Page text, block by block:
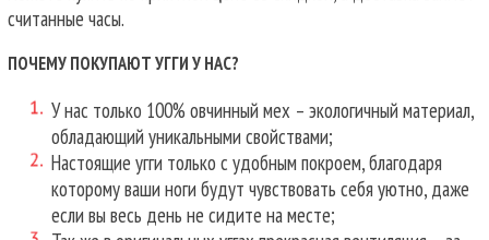
считанные часы.
ПОЧЕМУ ПОКУПАЮТ УГГИ У НАС?
У нас только 100% овчинный мех – экологичный материал,
обладающий уникальными свойствами;
Настоящие угги только с удобным покроем, благодаря
которому ваши ноги будут чувствовать себя уютно, даже
если вы весь день не сидите на месте;